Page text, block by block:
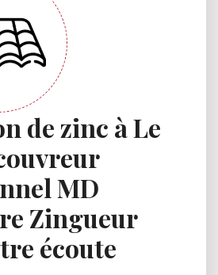
de zinc à Le
MD
Zingueur
écoute